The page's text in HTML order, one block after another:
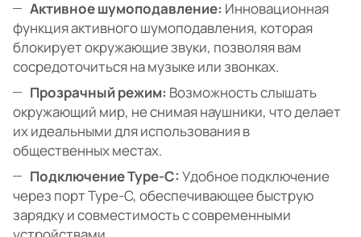
Активное шумоподавление: Инновационная
функция активного шумоподавления, которая
блокирует окружающие звуки, позволяя вам
сосредоточиться на музыке или звонках.
Прозрачный режим: Возможность слышать
окружающий мир, не снимая наушники, что делает
их идеальными для использования в
общественных местах.
Подключение Type-C: Удобное подключение
через порт Type-C, обеспечивающее быструю
зарядку и совместимость с современными